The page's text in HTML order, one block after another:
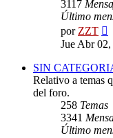
3117
Último
porZZT
Jue Abr
SIN
Relativo a temas
del foro.
258 Temas
3341
Último